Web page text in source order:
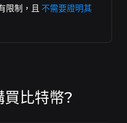
限制，且 不需要證明其
買比特幣?